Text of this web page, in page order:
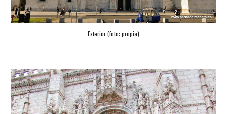
Exterior (foto: propia)